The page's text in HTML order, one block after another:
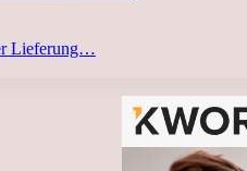
Lieferung…